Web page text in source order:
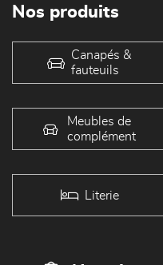
Nos produits
Canapés &
fauteuils
Meubles de
complément
Literie